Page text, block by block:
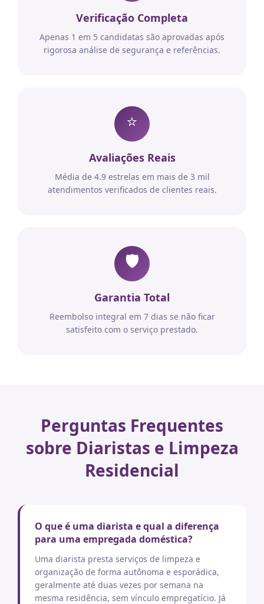
Verificação Completa
Apenas 1 em 5 candidatas são aprovadas após
rigorosa análise de segurança e referências.
⭐
Avaliações Reais
Média de 4.9 estrelas em mais de 3 mil
atendimentos verificados de clientes reais.
🛡️
Garantia Total
Reembolso integral em 7 dias se não ficar
satisfeito com o serviço prestado.
Perguntas Frequentes
sobre Diaristas e Limpeza
Residencial
O que é uma diarista e qual a diferença
para uma empregada doméstica?
Uma diarista presta serviços de limpeza e
organização de forma autônoma e esporádica,
geralmente até duas vezes por semana na
mesma residência, sem vínculo empregatício. Já